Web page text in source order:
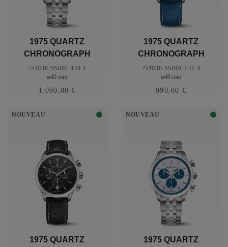
1975 QUARTZ
CHRONOGRAPH
40MM
751038-SS002-430-1
⌀40 mm
1.090,00 €
1975 QUARTZ
CHRONOGRAPH
40MM
751038-SS001-131-4
⌀40 mm
990,00 €
NOUVEAU
1975 QUARTZ
NOUVEAU
1975 QUARTZ